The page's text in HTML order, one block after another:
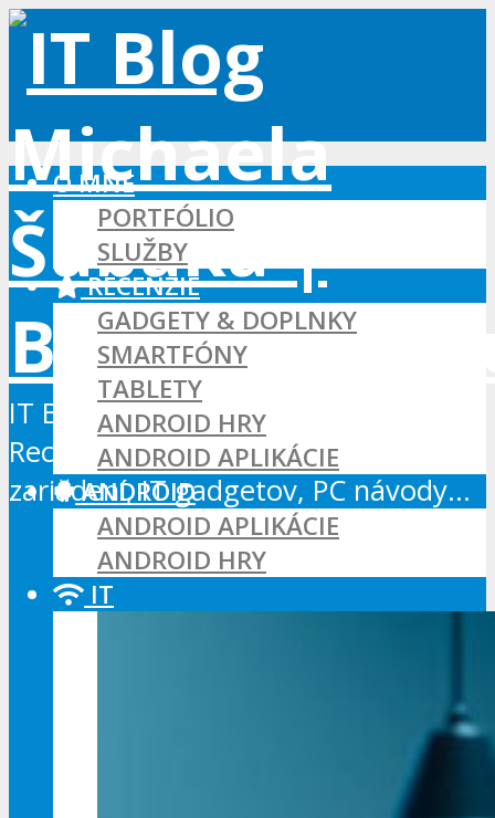
IT Blog - Android, Xbox a WordPress
Recenzie Android aplikácií, hier a
zariadení, IT gadgetov, PC návody...
O MNE
PORTFÓLIO
SLUŽBY
RECENZIE
GADGETY & DOPLNKY
SMARTFÓNY
TABLETY
ANDROID HRY
ANDROID APLIKÁCIE
ANDROID
ANDROID APLIKÁCIE
ANDROID HRY
IT